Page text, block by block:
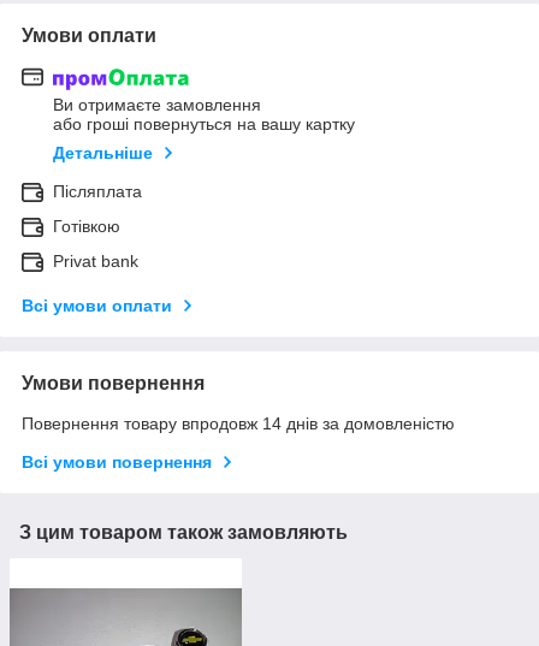
Умови оплати
Ви отримаєте замовлення
або гроші повернуться на вашу картку
Детальніше
Післяплата
Готівкою
Privat bank
Всі умови оплати
Умови повернення
Повернення товару впродовж 14 днів за домовленістю
Всі умови повернення
З цим товаром також замовляють